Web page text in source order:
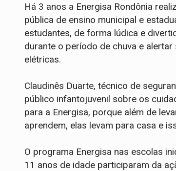
Há 3 anos a Energisa Rondônia
pública de ensino municipal e
estudantes, de forma lúdica e
durante o período de chuva e
elétricas.
Claudinês Duarte, técnico de
público infantojuvenil sobre os
para a Energisa, porque além de
aprendem, elas levam para casa e
O programa Energisa nas escolas
11 anos de idade participaram da